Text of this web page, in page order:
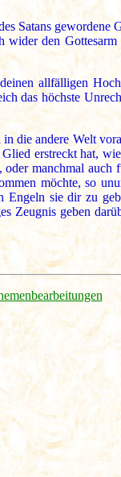
Satans gewordene
den
allfälligen
das höchste
die andere Welt
erstreckt hat,
manchmal auch
möchte, so
sie dir zu
Zeugnis geben